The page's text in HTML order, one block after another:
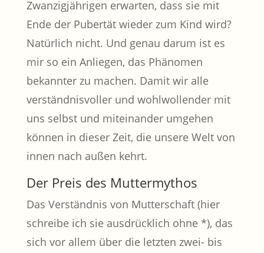
Zwanzigjährigen erwarten, dass sie mit
Ende der Pubertät wieder zum Kind wird?
Natürlich nicht. Und genau darum ist es
mir so ein Anliegen, das Phänomen
bekannter zu machen. Damit wir alle
verständnisvoller und wohlwollender mit
uns selbst und miteinander umgehen
können in dieser Zeit, die unsere Welt von
innen nach außen kehrt.
Der Preis des Muttermythos
Das Verständnis von Mutterschaft (hier
schreibe ich sie ausdrücklich ohne *), das
sich vor allem über die letzten zwei- bis